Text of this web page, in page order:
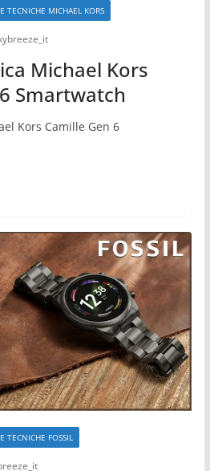
TECNICHE MICHAEL KORS
Michael Kors
Smartwatch
Kors Camille Gen 6
TECNICHE FOSSIL